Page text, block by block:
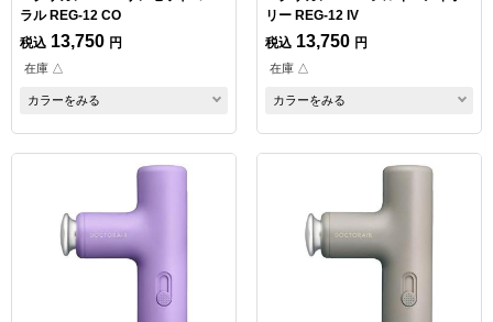
ラル REG-12 CO
税込 13,750 円
在庫 △
カラーをみる
リー REG-12 IV
税込 13,750 円
在庫 △
カラーをみる